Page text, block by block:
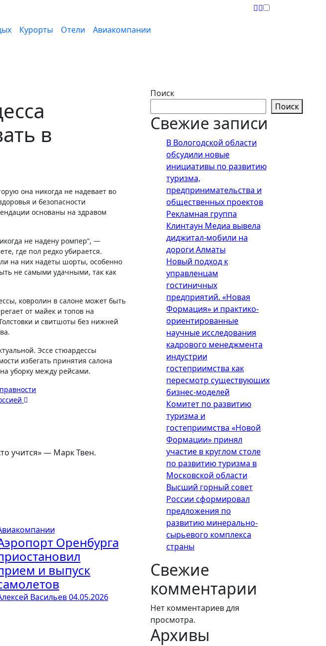
Курорты Отели
Авиакомпании
в
и безопасности
основаны на здравом
не надену ромпер”, —
где пол редко убирается.
на них надеты шорты, особенно
не самыми удачными, так как
ковролин в салоне может быть
от майек и топов на
и свитшоты без нижней
Эссе стюардессы
избегать принятия салона
уборку между рейсами.
учится» — Марк Твен.
Оренбурга
и выпуск
Васильев04.05.2026
Поиск
Поиск
Свежие записи
В Вологодской области
обсудили новые
инициативы по развитию
туризма,
предпринимательства и
общественных проектов
Рекламная группа
Клинтаун Медиа вывела
диджитал-мобили на
дороги Алматы
Новый подход к
управленцам
гостиничных
предприятий. «Новая
Формация» и практико-
ориентированные
научные исследования
кадрового менеджмента
индустрии
гостеприимства как
пересмотр существующих
бизнес-моделей
Комитет по развитию
туризма и
гостеприимства «Новой
Формации» принял
участие в круглом столе
по развитию туризма в
Московской области
Высший горный совет
России сформировал
предложения по
развитию минерально-
сырьевого комплекса
страны
Свежие
комментарии
Нет комментариев для
просмотра.
Архивы